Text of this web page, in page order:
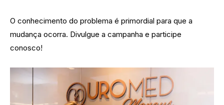
O conhecimento do problema é primordial para que a
mudança ocorra. Divulgue a campanha e participe
conosco!